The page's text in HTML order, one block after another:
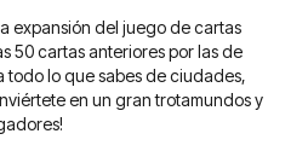
expansión del juego de cartas
50 cartas anteriores por las de
todo lo que sabes de ciudades,
en un gran trotamundos y